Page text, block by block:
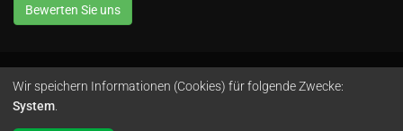
Bewerten Sie uns
Avola GmbH • In der Fleute 52 • 42389 Wuppertal • Telefon 0202 260 666 0
Instagram
Wir speichern Informationen (Cookies) für folgende Zwecke:
System